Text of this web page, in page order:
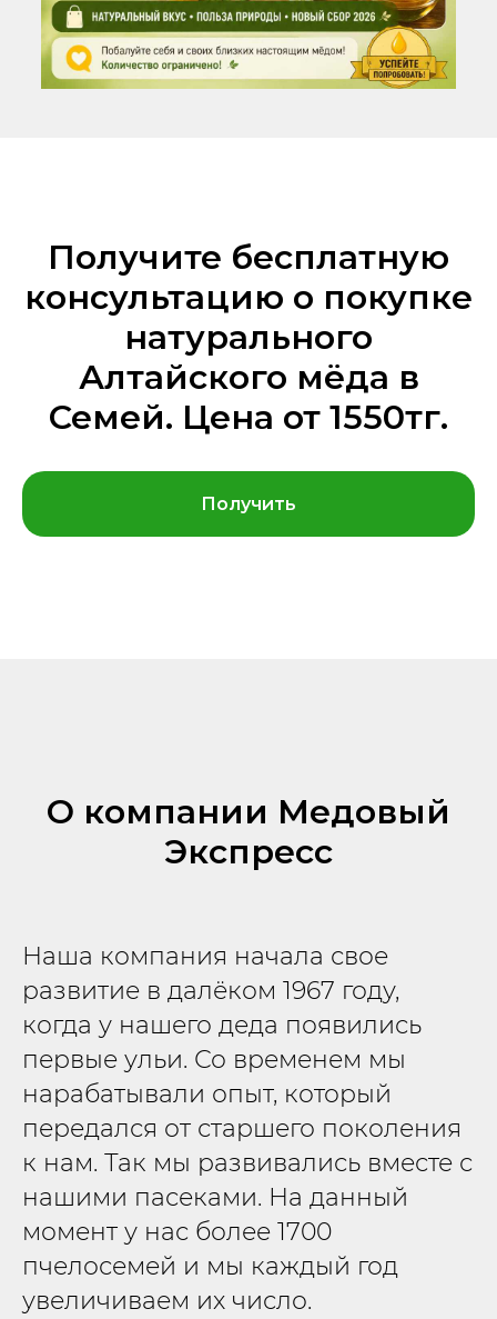
Получите бесплатную
консультацию о покупке
натурального
Алтайского мёда в
Семей. Цена от 1550тг.
Получить
О компании Медовый
Экспресс
Наша компания начала свое
развитие в далёком 1967 году,
когда у нашего деда появились
первые ульи. Со временем мы
нарабатывали опыт, который
передался от старшего поколения
к нам. Так мы развивались вместе с
нашими пасеками. На данный
момент у нас более 1700
пчелосемей и мы каждый год
увеличиваем их число.